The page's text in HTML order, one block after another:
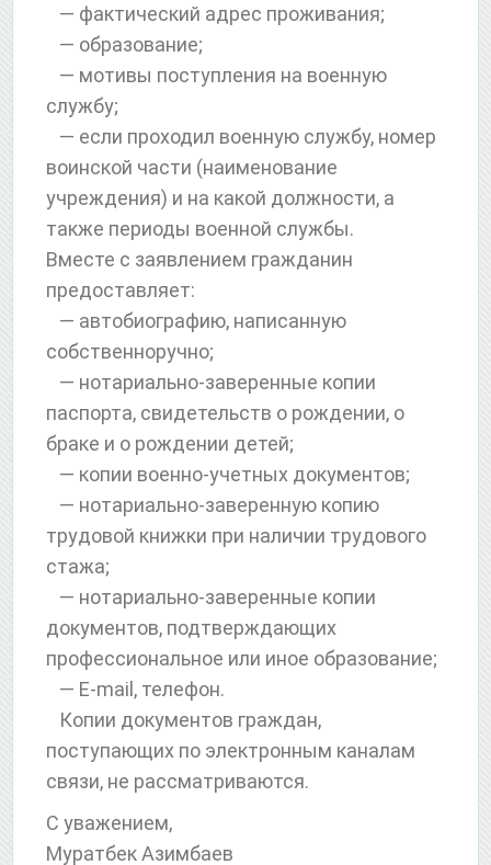
— фактический адрес проживания;
— образование;
— мотивы поступления на военную
службу;
— если проходил военную службу, номер
воинской части (наименование
учреждения) и на какой должности, а
также периоды военной службы.
Вместе с заявлением гражданин
предоставляет:
— автобиографию, написанную
собственноручно;
— нотариально-заверенные копии
паспорта, свидетельств о рождении, о
браке и о рождении детей;
— копии военно-учетных документов;
— нотариально-заверенную копию
трудовой книжки при наличии трудового
стажа;
— нотариально-заверенные копии
документов, подтверждающих
профессиональное или иное образование;
— E-mail, телефон.
Копии документов граждан,
поступающих по электронным каналам
связи, не рассматриваются.
С уважением,
Муратбек Азимбаев